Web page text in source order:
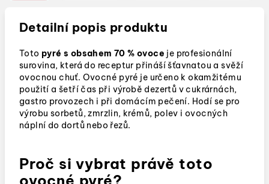
Detailní popis produktu
Toto pyré s obsahem 70 % ovoce je profesionální
surovina, která do receptur přináší šťavnatou a svěží
ovocnou chuť. Ovocné pyré je určeno k okamžitému
použití a šetří čas při výrobě dezertů v cukrárnách,
gastro provozech i při domácím pečení. Hodí se pro
výrobu sorbetů, zmrzlin, krémů, polev i ovocných
náplní do dortů nebo řezů.
Proč si vybrat právě toto
ovocné pyré?